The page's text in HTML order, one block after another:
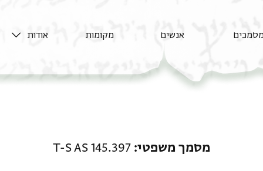
מסמכים אנשים מקומות אודות
מסמך משפטי T-S AS 145.397